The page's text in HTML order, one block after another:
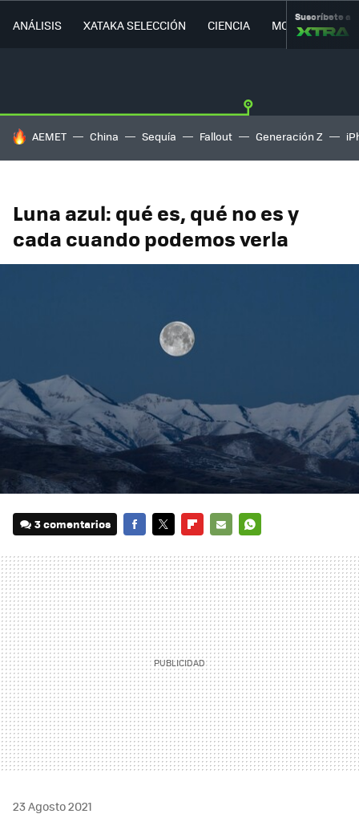
ANÁLISIS XATAKA SELECCIÓN CIENCIA MOVILIDAD
Suscríbete a
HOY SE HABLA DE
AEMET China Sequía Fallout Generación Z
Luna azul: qué es, qué no es y
cada cuando podemos verla
3 comentarios
MAIL
23 Agosto 2021